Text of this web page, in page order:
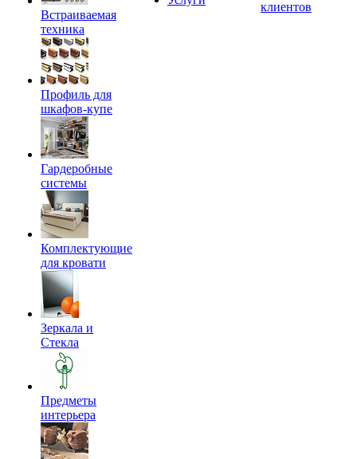
Встраиваемая
техника
Профиль для
шкафов-купе
Гардеробные
системы
Комплектующие
для кровати
Зеркала и
Стекла
Предметы
интерьера
клиентов